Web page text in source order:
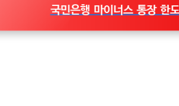
국민은행 마이너스 통장 한